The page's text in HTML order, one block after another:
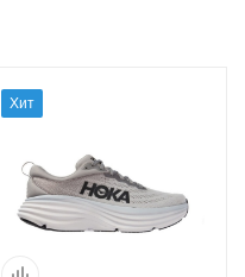
Хит